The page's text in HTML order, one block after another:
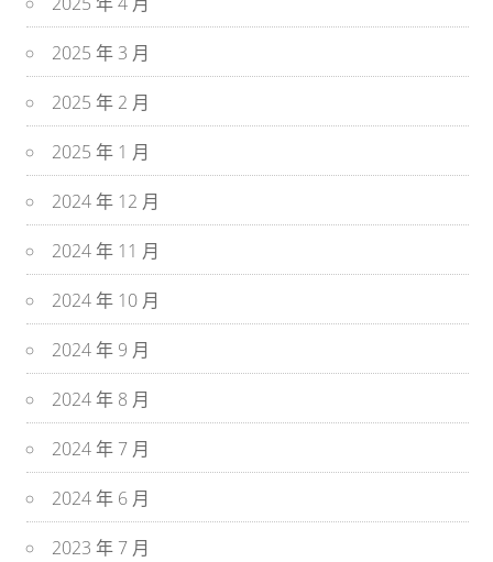
2025 年 3 月
2025 年 2 月
2025 年 1 月
2024 年 12 月
2024 年 11 月
2024 年 10 月
2024 年 9 月
2024 年 8 月
2024 年 7 月
2024 年 6 月
2023 年 7 月